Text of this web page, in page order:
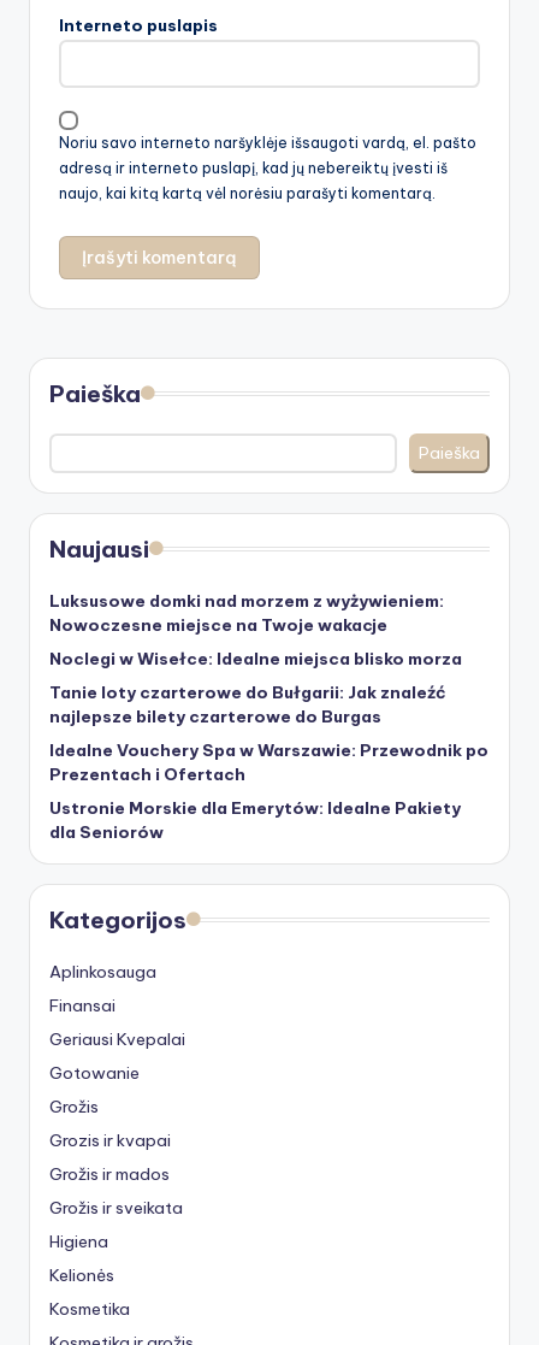
Interneto puslapis
Noriu savo interneto naršyklėje išsaugoti vardą, el. pašto
adresą ir interneto puslapį, kad jų nebereiktų įvesti iš
naujo, kai kitą kartą vėl norėsiu parašyti komentarą.
Paieška
Paieška
Naujausi
Luksusowe domki nad morzem z wyżywieniem:
Nowoczesne miejsce na Twoje wakacje
Noclegi w Wisełce: Idealne miejsca blisko morza
Tanie loty czarterowe do Bułgarii: Jak znaleźć
najlepsze bilety czarterowe do Burgas
Idealne Vouchery Spa w Warszawie: Przewodnik po
Prezentach i Ofertach
Ustronie Morskie dla Emerytów: Idealne Pakiety
dla Seniorów
Kategorijos
Aplinkosauga
Finansai
Geriausi Kvepalai
Gotowanie
Grožis
Grozis ir kvapai
Grožis ir mados
Grožis ir sveikata
Higiena
Kelionės
Kosmetika